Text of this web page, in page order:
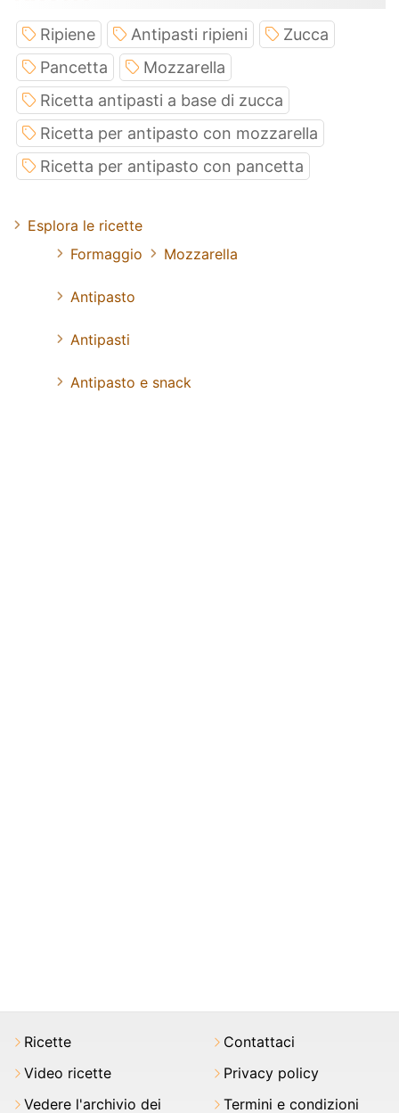
Ripiene Antipasti ripieni
Zucca
Pancetta
Mozzarella
Ricetta antipasti a base di zucca
Ricetta per antipasto con mozzarella
Ricetta per antipasto con pancetta
Esplora le ricette
Formaggio
Mozzarella
Antipasto
Antipasti
Antipasto e snack
Ricette
Video ricette
Vedere l'archivio dei
Contattaci
Privacy policy
Termini e condizioni